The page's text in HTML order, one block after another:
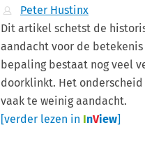
Peter Hustinx
Dit artikel schetst de
aandacht voor de
bepaling bestaat nog veel
doorklinkt. Het
vaak te weinig aandacht.
[verder lezen in InView]